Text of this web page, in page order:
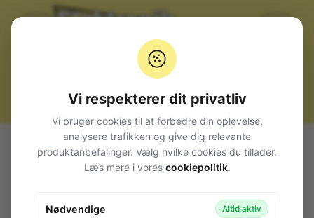
Alle produkter Komponenter Triac
< 16A
Triac 8A 400V TO220AB
107-369 / BTA08-400C
Vi respekterer dit privatliv
Vi bruger cookies til at forbedre din oplevelse,
analysere trafikken og give dig relevante
produktanbefalinger. Vælg hvilke cookies du tillader.
Læs mere i vores cookiepolitik.
Nødvendige Altid aktiv